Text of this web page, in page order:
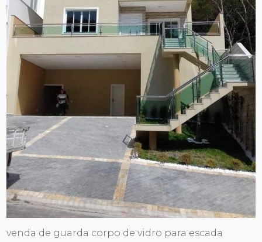
venda de guarda corpo de vidro para escada